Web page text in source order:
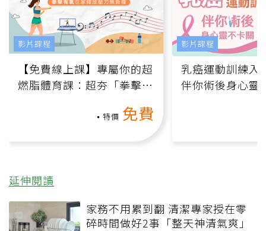
【免費線上課】專屬你的超
燃脂體育課：超夯「拳擊有
特價 免費
影片課程
乳癌運動訓練入
伴你術後身心靈
影片課程
延伸閱讀
家務不用累到翻 清潔專家授在零
碎時間做好2事「整天神清氣爽」